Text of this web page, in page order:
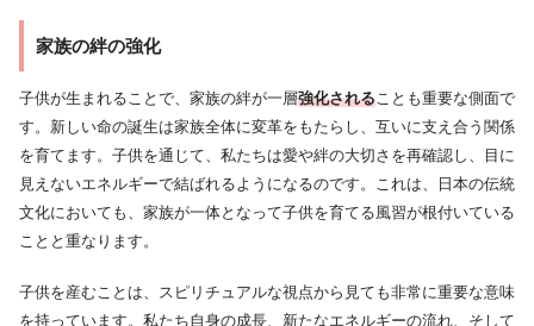
家族の絆の強化
子供が生まれることで、家族の絆が一層強化されることも重要な側面で
す。新しい命の誕生は家族全体に変革をもたらし、互いに支え合う関係
を育てます。子供を通じて、私たちは愛や絆の大切さを再確認し、目に
見えないエネルギーで結ばれるようになるのです。これは、日本の伝統
文化においても、家族が一体となって子供を育てる風習が根付いている
ことと重なります。
子供を産むことは、スピリチュアルな視点から見ても非常に重要な意味
を持っています。私たち自身の成長、新たなエネルギーの流れ、そして